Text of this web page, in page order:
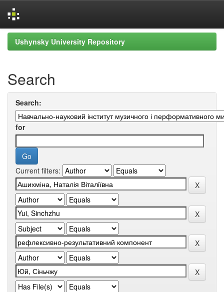
Skip
navigation
Ushynsky University Repository
Search
Search:
for
Current filters: